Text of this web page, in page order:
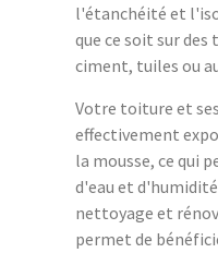
l'étanchéité et
que ce soit sur
ciment, tuiles ou
Votre toiture et
effectivement
la mousse, ce qui
d'eau et
nettoyage et
permet de